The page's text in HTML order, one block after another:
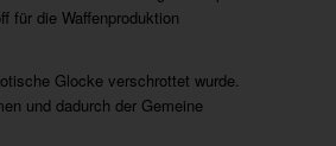
für die Waffenproduktion
Glocke verschrottet wurde.
und dadurch der Gemeine